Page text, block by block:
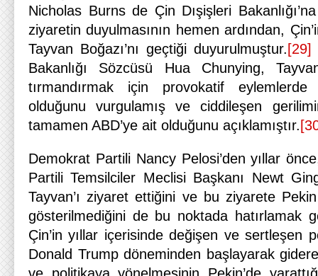
Nicholas Burns de Çin Dışişleri Bakanlığı’na
ziyaretin duyulmasının hemen ardından,
Tayvan Boğazı’nı geçtiği duyurulmuştur. [29]
Bakanlığı Sözcüsü Hua Chunying,
tırmandırmak için provokatif
olduğunu vurgulamış ve ciddileşen
tamamen ABD’ye ait olduğunu açıklamıştır.
Demokrat Partili Nancy Pelosi’den yıllar
Partili Temsilciler Meclisi Başkanı Newt
Tayvan’ı ziyaret ettiğini ve bu ziyarete
gösterilmediğini de bu noktada hatırlamak
Çin’in yıllar içerisinde değişen ve sertleşen
Donald Trump döneminden başlayarak